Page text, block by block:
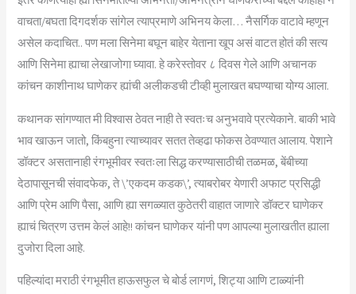
वाचता/बघता दिगदर्शक सांगेल त्याप्रमाणे अभिनय केला… नैसर्गिक वाटावे म्हणून
असेल कदाचित.. पण मला सिनेमा बघून बाहेर येताना खूप असं वाटत होतं की सत्य
आणि सिनेमा ह्याचा लेखाजोगा घ्यावा. हे करेस्तोवर ८ दिवस गेले आणि अचानक
कांचन काशीनाथ घाणेकर ह्यांची अलीकडची टीव्ही मुलाखत बघण्याचा योग्य आला.
कथानक सांगण्यात मी विश्वास ठेवत नाही ते स्वतःच अनुभवावे प्रत्येकाने. बाकी भावे
भाव खाऊन जातो, किंबहुना त्याच्यावर सतत तेव्हढा फोकस ठेवण्यात आलाय. पेशाने
डॉक्टर असतानाही रंगभूमीवर स्वतःला सिद्ध करण्यासाठीची तळमळ, बेंबीच्या
देठापासूनची संवादफेक, ते \’एकदम कडक\’, त्याबरोबर येणारी अफाट प्रसिद्धी
आणि प्रेम आणि पैसा, आणि ह्या सगळ्यात कुठेतरी वाहात जाणारे डॉक्टर घाणेकर
ह्याचं चित्रण उत्तम केलं आहे!! कांचन घाणेकर यांनी पण आपल्या मुलाखतीत ह्याला
दुजोरा दिला आहे.
पहिल्यांदा मराठी रंगभूमीत हाऊसफुल चे बोर्ड लागणं, शिट्या आणि टाळ्यांनी